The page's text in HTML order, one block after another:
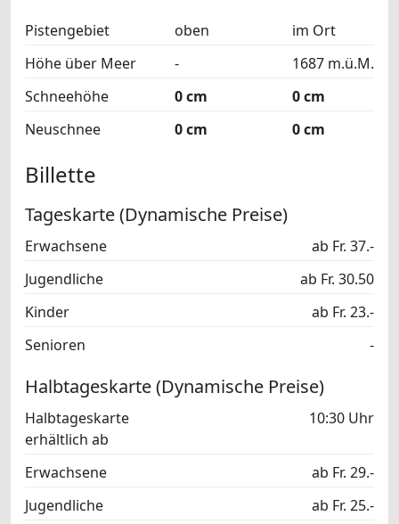
Pistengebiet oben
im Ort
Höhe über Meer
-
1687 m.ü.M.
Schneehöhe
0 cm
0 cm
Neuschnee
0 cm 0 cm
Billette
Tageskarte (Dynamische Preise)
Erwachsene
ab Fr. 37.-
Jugendliche
ab Fr. 30.50
Kinder
ab Fr. 23.-
Senioren
-
Halbtageskarte (Dynamische Preise)
Halbtageskarte
erhältlich ab
10:30 Uhr
Erwachsene
ab Fr. 29.-
Jugendliche
ab Fr. 25.-